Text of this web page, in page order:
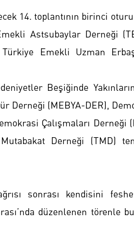
14. toplantının birinci
Astsubaylar Derneği
Emekli Uzman
Beşiğinde
Derneği (MEBYA-DER),
Çalışmaları Derneği
Derneği (TMD)
sonrası kendisini
düzenlenen törenle